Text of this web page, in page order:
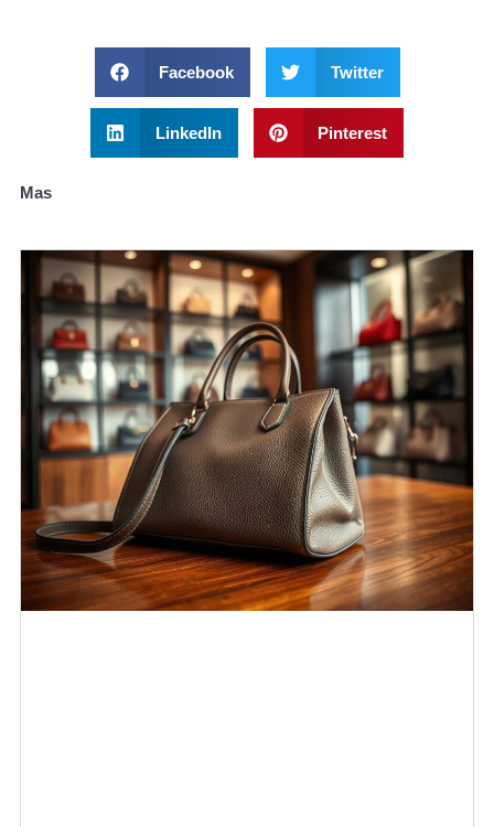
Facebook Twitter
LinkedIn Pinterest
Mas